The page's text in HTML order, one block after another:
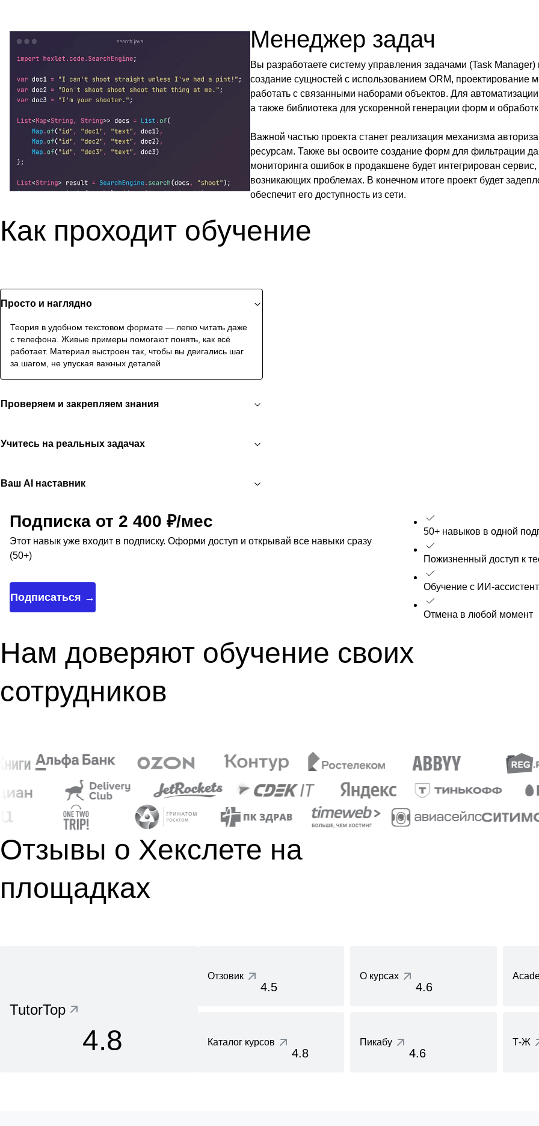
Менеджер задач
Вы разработаете систему управления задачами (Task
создание сущностей с использованием ORM, проектирование
работать с связанными наборами объектов. Для
а также библиотека для ускоренной генерации форм и
Важной частью проекта станет реализация механизма
ресурсам. Также вы освоите создание форм для фильтрации
мониторинга ошибок в продакшене будет интегрирован
возникающих проблемах. В конечном итоге проект будет
обеспечит его доступность из сети.
Как проходит обучение
Просто и наглядно
Теория в удобном текстовом формате — легко читать даже
с телефона. Живые примеры помогают понять, как всё
работает. Материал выстроен так, чтобы вы двигались шаг
за шагом, не упуская важных деталей
Проверяем и закрепляем знания
Учитесь на реальных задачах
Ваш AI наставник
Подписка от 2 400 ₽/мес
Этот навык уже входит в подписку. Оформи доступ и открывай все навыки сразу
(50+)
Подписаться →
50+ навыков в одной
Пожизненный доступ к
Обучение с ИИ-
Отмена в любой момент
Нам доверяют обучение своих
сотрудников
Отзывы о Хекслете на
площадках
TutorTop
4.8
Отзовик
4.5
О курсах
4.6
Каталог курсов
4.8
Пикабу
4.6
Т-Ж